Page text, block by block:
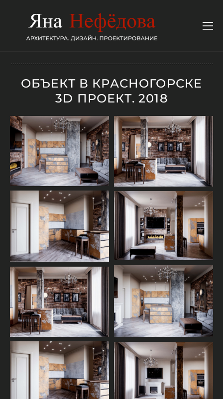
ОБЪЕКТ В КРАСНОГОРСКЕ
3D ПРОЕКТ. 2018